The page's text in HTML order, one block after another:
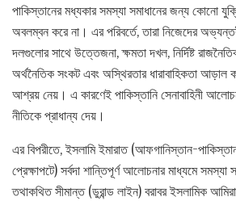
পাকিস্তানের মধ্যকার সমস্যা সমাধানের জন্য কোনো
অবলম্বন করে না। এর পরিবর্তে, তারা নিজেদের
দলগুলোর সাথে উত্তেজনা, ক্ষমতা দখল, নির্দিষ্ট
অর্থনৈতিক সংকট এবং অস্থিরতার ধারাবাহিকতা আড়াল
আশ্রয় নেয়। এ কারণেই পাকিস্তানি সেনাবাহিনী
নীতিকে প্রাধান্য দেয়।
এর বিপরীতে, ইসলামি ইমারাত (আফগানিস্তান-
প্রেক্ষাপটে) সর্বদা শান্তিপূর্ণ আলোচনার মাধ্যমে সমস্যা
তথাকথিত সীমান্ত (ডুরান্ড লাইন) বরাবর ইসলামিক